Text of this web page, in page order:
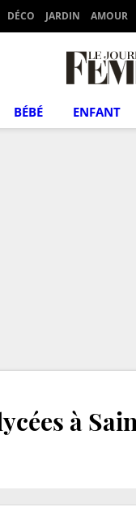
DÉCO JARDIN AMOUR
BÉBÉ ENFANT
à